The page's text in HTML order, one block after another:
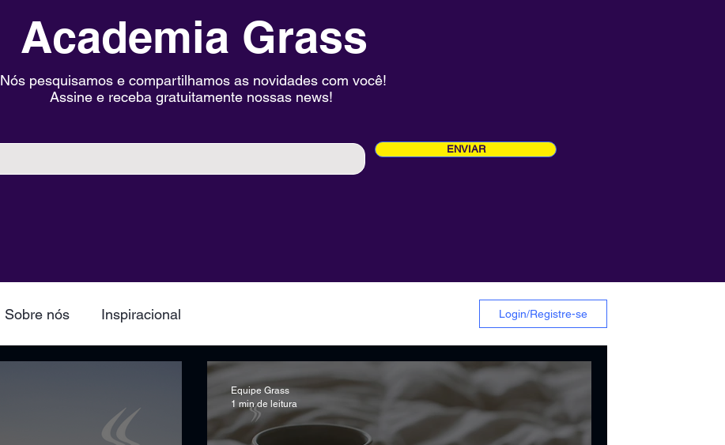
Academia Grass
Nós pesquisamos e compartilhamos as novidades com você!
Assine e receba gratuitamente nossas news!
ENVIAR
Sobre nós Inspiracional Login/Registre-se
Equipe Grass
1 min de leitura